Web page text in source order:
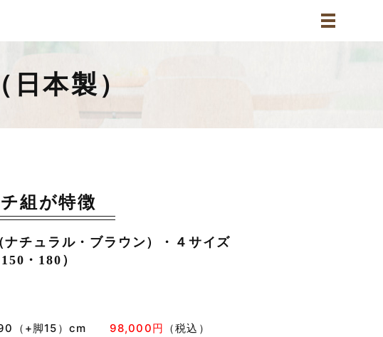
日本製）
組が特徴
ナチュラル・ブラウン）・４サイズ
・180）
（+脚15）cm 98,000円 （税込）